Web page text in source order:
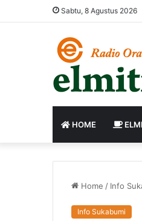
Sabtu, 8 Agustus 2026
HOME
Home / Info
Info Sukabumi